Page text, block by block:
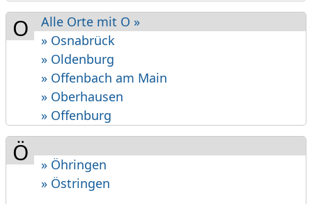
O
Alle Orte mit O »
» Osnabrück
» Oldenburg
» Offenbach am Main
» Oberhausen
» Offenburg
Ö
» Öhringen
» Östringen